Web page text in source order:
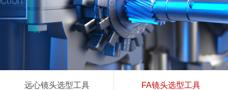
远心镜头选型工具 FA镜头选型工具